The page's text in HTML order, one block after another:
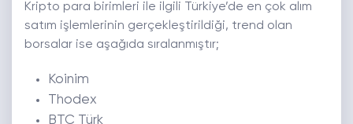
Kripto para birimleri ile ilgili Türkiye’de en çok alım
satım işlemlerinin gerçekleştirildiği, trend olan
borsalar ise aşağıda sıralanmıştır;
Koinim
Thodex
BTC Türk